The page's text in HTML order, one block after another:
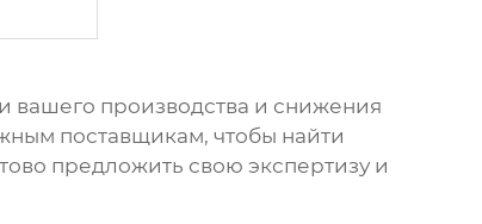
вашего производства и снижения
поставщикам, чтобы найти
предложить свою экспертизу и